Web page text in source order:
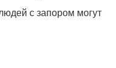
с запором могут